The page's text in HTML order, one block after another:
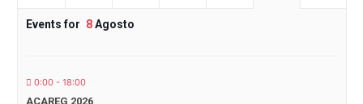
Events for 8Agosto
0:00 - 18:00
ACAREG 2026